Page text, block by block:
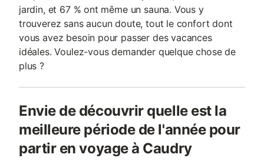
jardin, et 67 % ont même un sauna. Vous y
trouverez sans aucun doute, tout le confort dont
vous avez besoin pour passer des vacances
idéales. Voulez-vous demander quelque chose de
plus ?
Envie de découvrir quelle est la
meilleure période de l'année pour
partir en voyage à Caudry